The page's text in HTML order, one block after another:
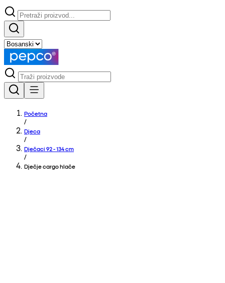
Početna
/
Djeca
/
Dječaci 92 - 134 cm
/
Dječje cargo hlače